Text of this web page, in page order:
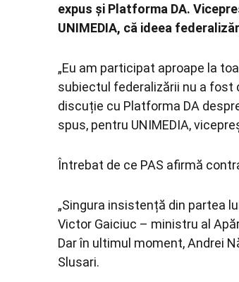
expus și Platforma DA.
UNIMEDIA, că ideea
„Eu am participat aproape la
subiectul federalizării nu a fost
discuție cu Platforma DA
spus, pentru UNIMEDIA,
Întrebat de ce PAS afirmă
„Singura insistență din partea
Victor Gaiciuc – ministru al
Dar în ultimul moment, Andrei
Slusari.